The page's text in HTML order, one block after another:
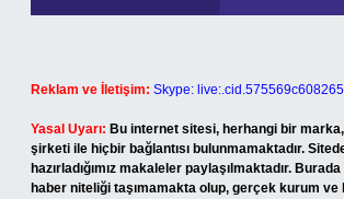
Reklam ve İletişim: Skype:
Yasal Uyarı: Bu internet sitesi, herhangi bir
şirketi ile hiçbir bağlantısı bulunmamaktadır.
hazırladığımız makaleler paylaşılmaktadır.
haber niteliği taşımamakta olup, gerçek kurum ve